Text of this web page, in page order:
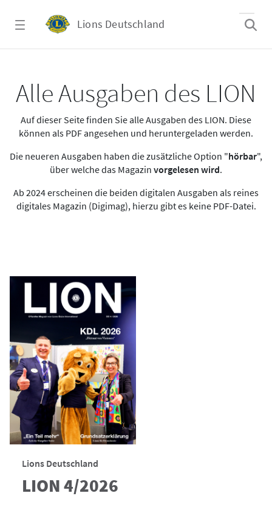
Lions Deutschland
Alle Ausgaben des LION
Auf dieser Seite finden Sie alle Ausgaben des LION. Diese
können als PDF angesehen und heruntergeladen werden.
Die neueren Ausgaben haben die zusätzliche Option "hörbar",
über welche das Magazin vorgelesen wird.
Ab 2024 erscheinen die beiden digitalen Ausgaben als reines
digitales Magazin (Digimag), hierzu gibt es keine PDF-Datei.
Lions Deutschland
LION 4/2026